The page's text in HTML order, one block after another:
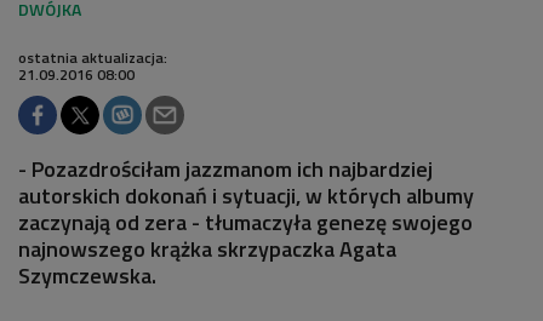
ostatnia aktualizacja:
21.09.2016 08:00
- Pozazdrościłam jazzmanom ich najbardziej
autorskich dokonań i sytuacji, w których albumy
zaczynają od zera - tłumaczyła genezę swojego
najnowszego krążka skrzypaczka Agata
Szymczewska.